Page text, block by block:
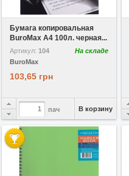
В избранное Сравнить
Бумага копировальная
BuroMax А4 100л. черная...
Артикул: 104
На складе
BuroMax
103,65 грн
пач В корзину